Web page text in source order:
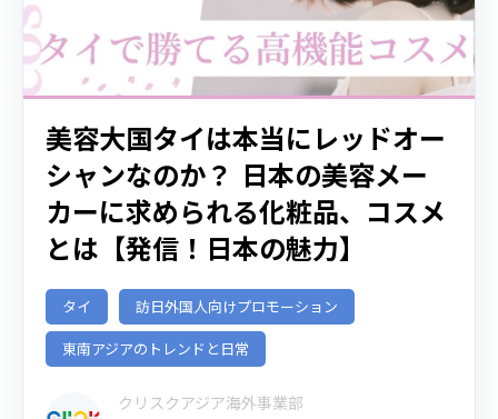
美容大国タイは本当にレッドオー
シャンなのか？ 日本の美容メー
カーに求められる化粧品、コスメ
とは【発信！日本の魅力】
タイ 訪日外国人向けプロモーション
東南アジアのトレンドと日常
クリスクアジア海外事業部